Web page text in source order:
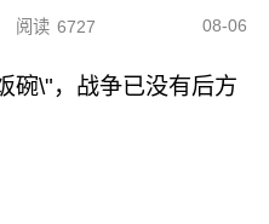
阅读 6727 08-06
碗\"，战争已没有后方